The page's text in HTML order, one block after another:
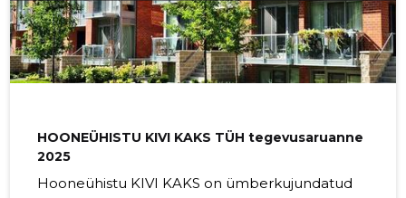
ettevõtlustest moodustas 18252,05 eurot.
Majandusaastaaruanne on kinnitatud EUTKK liikmete
üldkoosolekul 15.03..2026.a.
HOONEÜHISTU KIVI KAKS TÜH tegevusaruanne
2025
Hooneühistu KIVI KAKS on ümberkujundatud